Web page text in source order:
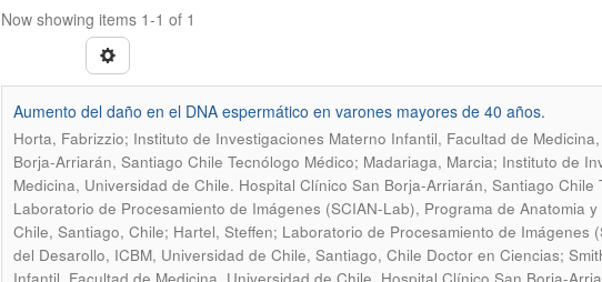
Now showing items 1-1 of 1
Aumento del daño en el DNA espermático en varones mayores de 40 años.
Horta, Fabrizzio; Instituto de Investigaciones Materno Infantil, Facultad de
Borja-Arriarán, Santiago Chile Tecnólogo Médico; Madariaga, Marcia; Instituto de
Medicina, Universidad de Chile. Hospital Clínico San Borja-Arriarán, Santiago
Laboratorio de Procesamiento de Imágenes (SCIAN-Lab), Programa de Anatomia
Chile, Santiago, Chile; Hartel, Steffen; Laboratorio de Procesamiento de Imágenes
del Desarollo, ICBM, Universidad de Chile, Santiago, Chile Doctor en Ciencias;